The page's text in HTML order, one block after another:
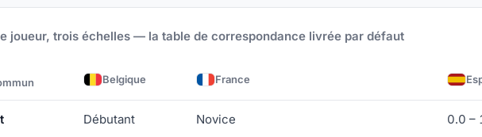
joueur, trois échelles — la table de correspondance livrée par défaut
entre le repère commun et les échelles de niveau par défaut de la
Belgique France
Débutant Novice 0.0 –